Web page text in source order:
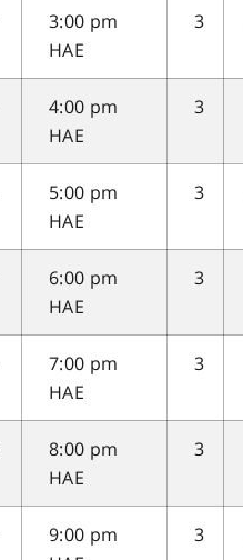
3:00 pm
HAE
3
4:00 pm
HAE
3
5:00 pm
HAE
3
6:00 pm
HAE
3
7:00 pm
HAE
3
8:00 pm
HAE
3
9:00 pm
3